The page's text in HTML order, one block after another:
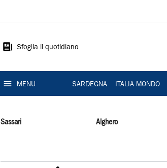
Sardegna
Sfoglia il quotidiano
MENU SARDEGNA ITALIA MONDO
Sassari Alghero